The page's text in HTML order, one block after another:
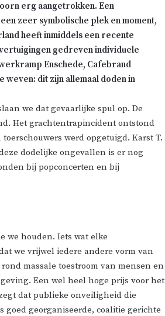
erg aangetrokken. Een
zeer symbolische plek en moment,
heeft inmiddels een recente
gedreven individuele
Enschede, Cafebrand
dit zijn allemaal doden in
we dat gevaarlijke spul op. De
Het grachtentrapincident ontstond
werd opgetuigd. Karst T.
dodelijke ongevallen is er nog
bij popconcerten en bij
we houden. Iets wat elke
we vrijwel iedere andere vorm van
massale toestroom van mensen en
Een wel heel hoge prijs voor het
dat publieke onveiligheid die
georganiseerde, coalitie gerichte